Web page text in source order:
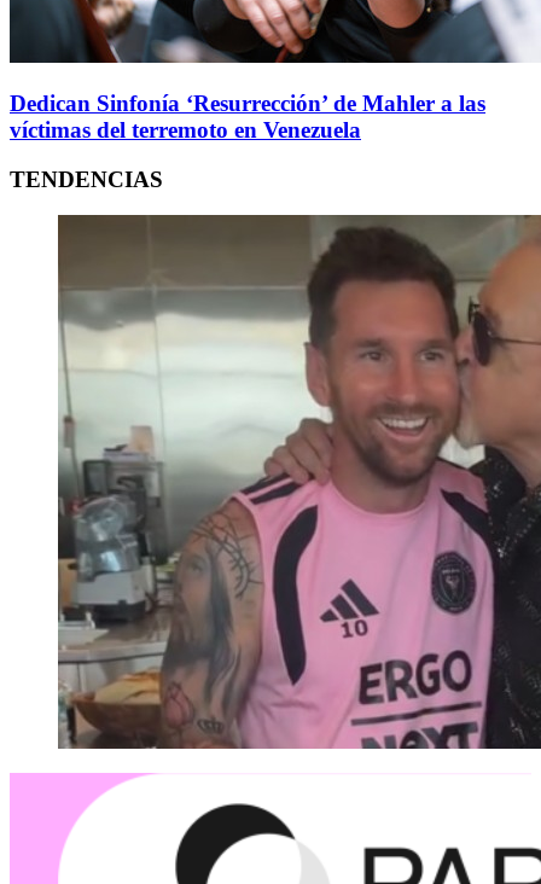
Dedican Sinfonía ‘Resurrección’ de Mahler a las
víctimas del terremoto en Venezuela
TENDENCIAS